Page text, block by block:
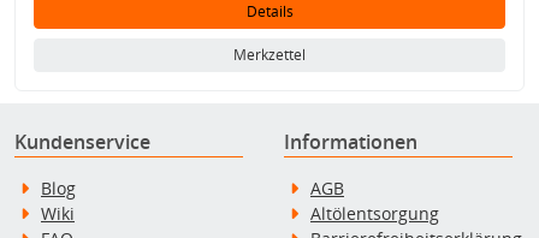
Details
Merkzettel
Kundenservice
Blog
Wiki
Informationen
AGB
Altölentsorgung